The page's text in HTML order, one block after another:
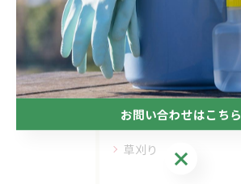
カテゴリー
全てのカテゴリー
コラム
草刈り
お問い合わせはこちら
お問い合わせはこちら